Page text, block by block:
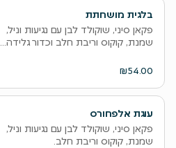
בלגית מושחתת
פקאן סיני, שוקולד לבן עם נגיעות וניל,
שמנת, קוקוס וריבת חלב וכדור גלידה...
₪54.00
עוגת אלפחורס
פקאן סיני, שוקולד לבן עם נגיעות וניל,
שמנת, קוקוס וריבת חלב.